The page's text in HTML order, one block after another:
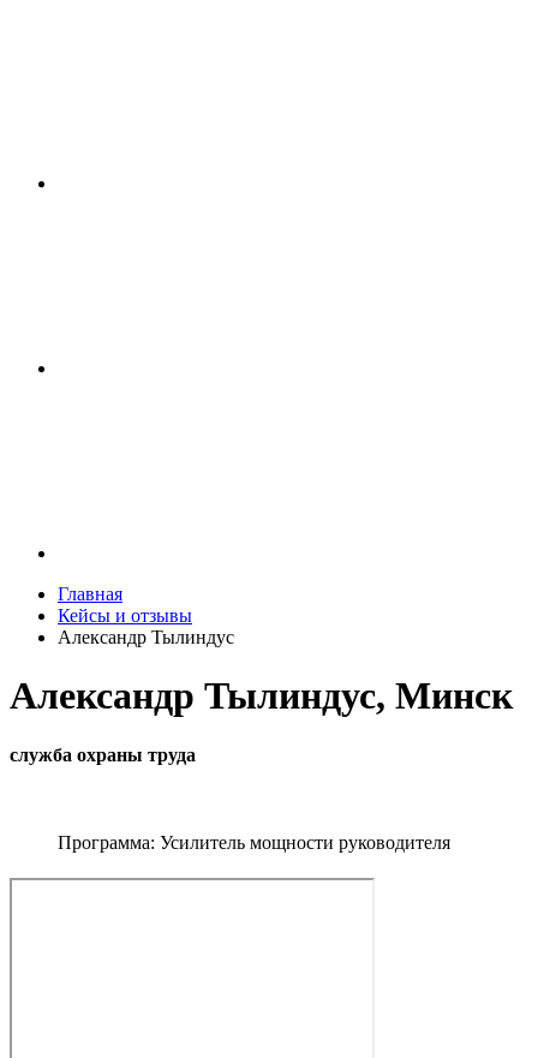
Главная
Кейсы и отзывы
Александр Тылиндус
Александр Тылиндус, Минск
служба охраны труда
Программа: Усилитель мощности руководителя